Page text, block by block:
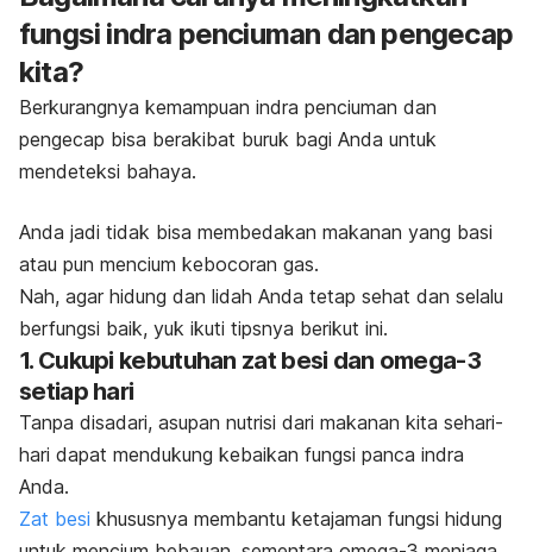
fungsi indra penciuman dan pengecap
kita?
Berkurangnya kemampuan indra penciuman dan
pengecap bisa berakibat buruk bagi Anda untuk
mendeteksi bahaya.
Anda jadi tidak bisa membedakan makanan yang basi
atau pun mencium kebocoran gas.
Nah, agar hidung dan lidah Anda tetap sehat dan selalu
berfungsi baik, yuk ikuti tipsnya berikut ini.
1. Cukupi kebutuhan zat besi dan omega-3
setiap hari
Tanpa disadari, asupan nutrisi dari makanan kita sehari-
hari dapat mendukung kebaikan fungsi panca indra
Anda.
Zat besi khususnya membantu ketajaman fungsi hidung